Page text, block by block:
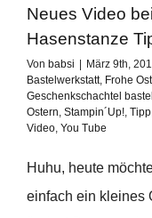
Neues Video
Hasenstanze
Von babsi März 9th,
Bastelwerkstatt, Frohe
Geschenkschachtel
Ostern, Stampin´Up!, Tipp
Video, You Tube
Huhu, heute
einfach ein kleines